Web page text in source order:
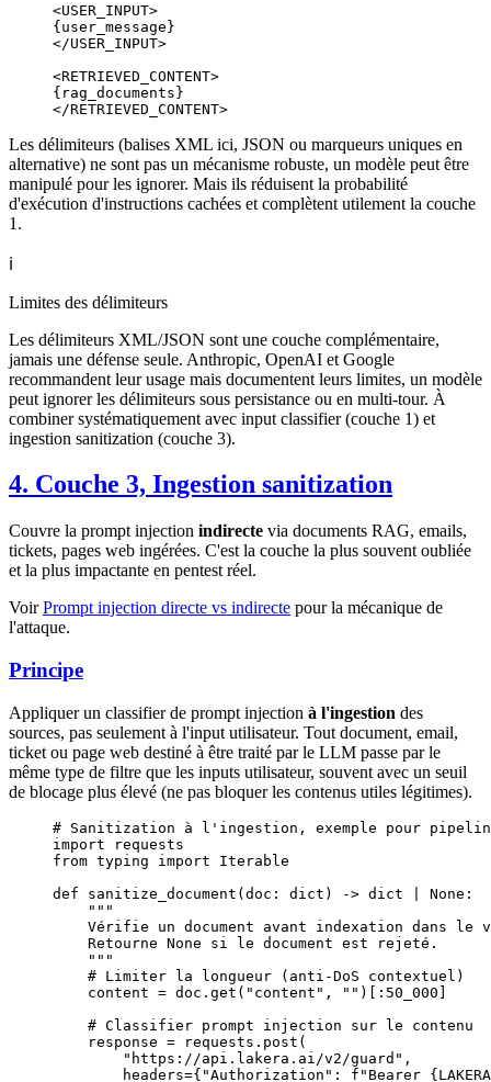
<USER_INPUT>
{user_message}
</USER_INPUT>
<RETRIEVED_CONTENT>
{rag_documents}
</RETRIEVED_CONTENT>
Les délimiteurs (balises XML ici, JSON ou marqueurs uniques en
alternative) ne sont pas un mécanisme robuste, un modèle peut être
manipulé pour les ignorer. Mais ils réduisent la probabilité
d'exécution d'instructions cachées et complètent utilement la couche
1.
ℹ️
Limites des délimiteurs
Les délimiteurs XML/JSON sont une couche complémentaire,
jamais une défense seule. Anthropic, OpenAI et Google
recommandent leur usage mais documentent leurs limites, un modèle
peut ignorer les délimiteurs sous persistance ou en multi-tour. À
combiner systématiquement avec input classifier (couche 1) et
ingestion sanitization (couche 3).
4. Couche 3, Ingestion sanitization
Couvre la prompt injection indirecte via documents RAG, emails,
tickets, pages web ingérées. C'est la couche la plus souvent oubliée
et la plus impactante en pentest réel.
VoirPrompt injection directe vs indirecte pour la mécanique de
l'attaque.
Principe
Appliquer un classifier de prompt injection à l'ingestion des
sources, pas seulement à l'input utilisateur. Tout document, email,
ticket ou page web destiné à être traité par le LLM passe par le
même type de filtre que les inputs utilisateur, souvent avec un seuil
de blocage plus élevé (ne pas bloquer les contenus utiles légitimes).
# Sanitization à l'ingestion, exemple pour pipeline
import requests
from typing import Iterable
def sanitize_document (doc: dict ) -> dict None :
    """
Vérifie un document avant indexation dans le
    Retourne None si le document est rejeté.
    """
    # Limiter la longueur (anti-DoS contextuel)
    content
= doc.get( "content" , "" )[: 50_000
    # Classifier prompt injection sur le contenu
    response
= requests.post(
        "https://api.lakera.ai/v2/guard"
,
        headers
={ "Authorization" : f "Bearer